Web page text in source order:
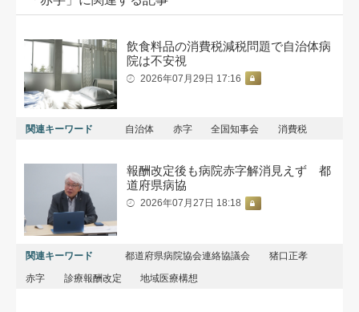
飲食料品の消費税減税問題で自治体病
院は不安視
2026年07月29日 17:16
関連キーワード 自治体 赤字 全国知事会 消費税
報酬改定後も病院赤字解消見えず 都
道府県病協
2026年07月27日 18:18
関連キーワード 都道府県病院協会連絡協議会
猪口正孝
赤字
診療報酬改定 地域医療構想